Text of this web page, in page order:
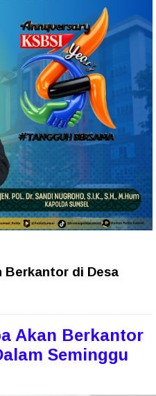
Berkantor di Desa
Akan Berkantor
Seminggu